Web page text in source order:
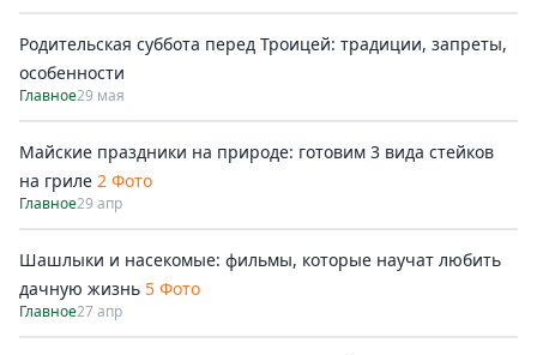
Родительская суббота перед Троицей: традиции, запреты,
особенности
Главное29 мая
Майские праздники на природе: готовим 3 вида стейков
на гриле 2 Фото
Главное29 апр
Шашлыки и насекомые: фильмы, которые научат любить
дачную жизнь 5 Фото
Главное27 апр